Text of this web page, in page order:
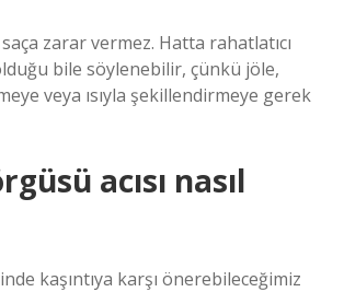
zarar vermez. Hatta rahatlatıcı
bile söylenebilir, çünkü jöle,
veya ısıyla şekillendirmeye gerek
acısı nasıl
kaşıntıya karşı önerebileceğimiz